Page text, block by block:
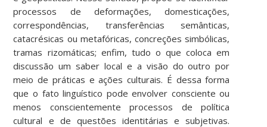
processos de deformações, domesticações,
correspondências, transferências semânticas,
catacrésicas ou metafóricas, concreções simbólicas,
tramas rizomáticas; enfim, tudo o que coloca em
discussão um saber local e a visão do outro por
meio de práticas e ações culturais. É dessa forma
que o fato linguístico pode envolver consciente ou
menos conscientemente processos de política
cultural e de questões identitárias e subjetivas.